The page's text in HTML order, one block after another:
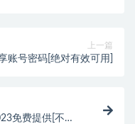
上一篇
账号密码[绝对有效可用]
免费提供[不可